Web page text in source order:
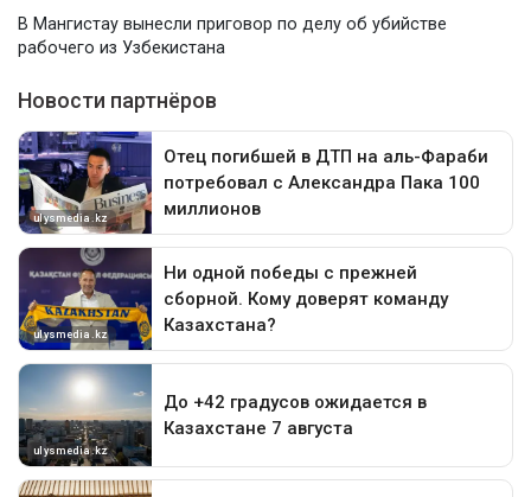
В Мангистау вынесли приговор по делу об убийстве
рабочего из Узбекистана